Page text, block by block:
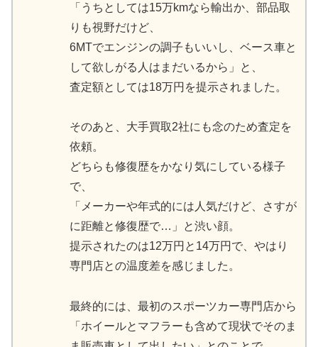
「うちとしては15万kmなら輸出か、部品取
りも視野だけど、
6MTでエンジンの調子もいいし、ベース車と
して欲しがる人はまだいるから」と、
査定額としては18万円を提示されました。
そのあと、大手買取2社にも念のため査定を
依頼。
どちらも修復歴をかなり気にしている様子
で、
「メーカーや年式的には人気だけど、さすが
に距離と修復歴で…」と渋い顔。
提示されたのは12万円と14万円で、やはり
専門店との温度差を感じました。
最終的には、最初のスポーツカー専門店から
「ホイールとマフラーも含めて現状でそのま